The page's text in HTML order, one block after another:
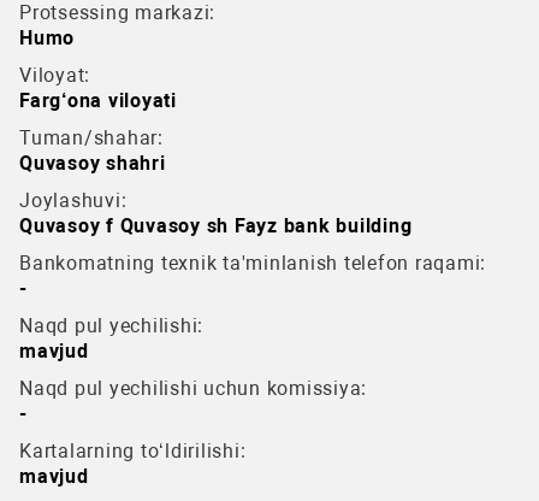
Protsessing markazi:
Humo
Viloyat:
Farg‘ona viloyati
Tuman/shahar:
Quvasoy shahri
Joylashuvi:
Quvasoy f Quvasoy sh Fayz bank building
Bankomatning texnik ta'minlanish telefon raqami:
-
Naqd pul yechilishi:
mavjud
Naqd pul yechilishi uchun komissiya:
-
Kartalarning to‘ldirilishi:
mavjud